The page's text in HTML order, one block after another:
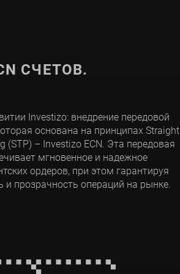
СЧЕТОВ.
Investizo: внедрение передовой
основана на принципах Straight
(STP) – Investizo ECN. Эта передовая
мгновенное и надежное
ордеров, при этом гарантируя
и прозрачность операций на рынке.